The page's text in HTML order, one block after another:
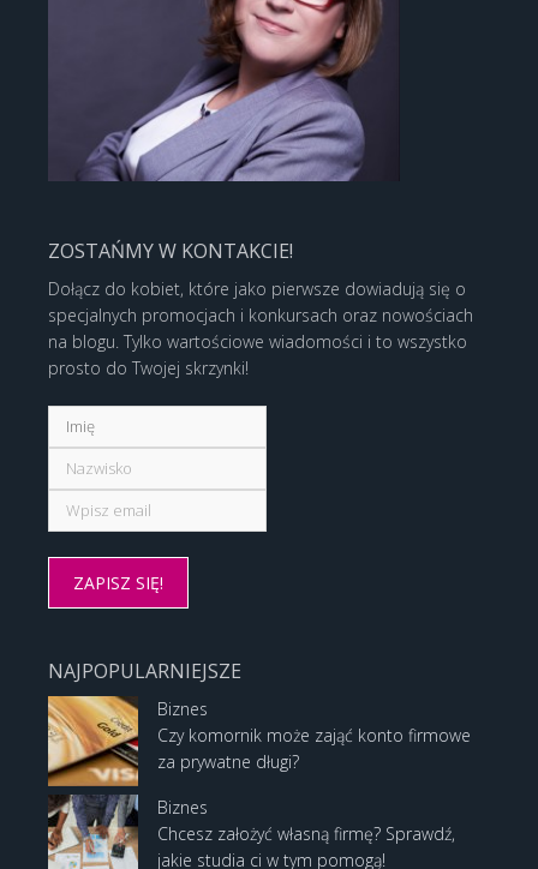
ZOSTAŃMY W KONTAKCIE!
Dołącz do kobiet, które jako pierwsze dowiadują się o
specjalnych promocjach i konkursach oraz nowościach
na blogu. Tylko wartościowe wiadomości i to wszystko
prosto do Twojej skrzynki!
NAJPOPULARNIEJSZE
Biznes
Czy komornik może zająć konto firmowe
za prywatne długi?
Biznes
Chcesz założyć własną firmę? Sprawdź,
jakie studia ci w tym pomogą!